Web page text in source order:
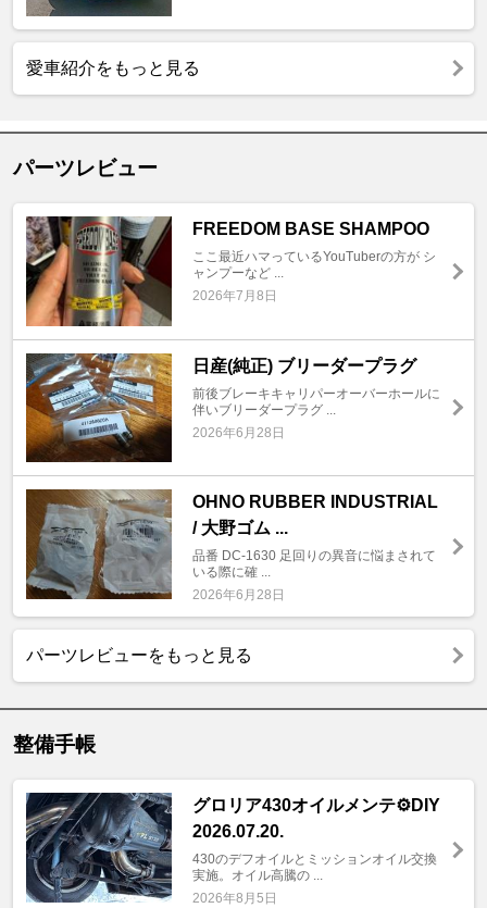
愛車紹介をもっと見る
パーツレビュー
FREEDOM BASE SHAMPOO
ここ最近ハマっているYouTuberの方が シ
ャンプーなど ...
2026年7月8日
日産(純正) ブリーダープラグ
前後ブレーキキャリパーオーバーホールに
伴いブリーダープラグ ...
2026年6月28日
OHNO RUBBER INDUSTRIAL
/ 大野ゴム ...
品番 DC-1630 足回りの異音に悩まされて
いる際に確 ...
2026年6月28日
パーツレビューをもっと見る
整備手帳
グロリア430オイルメンテ⚙️DIY
2026.07.20.
430のデフオイルとミッションオイル交換
実施。オイル高騰の ...
2026年8月5日